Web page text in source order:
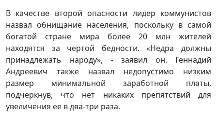
В качестве второй опасности лидер коммунистов
назвал обнищание населения, поскольку в самой
богатой стране мира более 20 млн жителей
находятся за чертой бедности. «Недра должны
принадлежать народу», - заявил он. Геннадий
Андреевич также назвал недопустимо низким
размер минимальной заработной платы,
подчеркнув, что нет никаких препятствий для
увеличения ее в два-три раза.